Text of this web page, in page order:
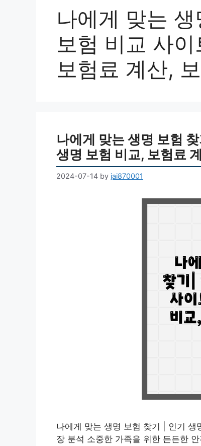
나에게 맞는
보험 비교 사
보험료 계산,
나에게 맞는 생명 보험
생명 보험 비교, 보험료
2024-07-14 by jai870001
나에게 맞는 생명 보험 찾기 | 인기
장 분석 소중한 가족을 위한 든든한